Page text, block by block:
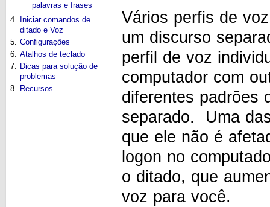
palavras e frases
4.
Iniciar comandos de
ditado e Voz
5. Configurações
6. Atalhos de teclado
7. Dicas para solução de
problemas
8. Recursos
Vários perfis de
um discurso
perfil de voz
computador com
diferentes padrões
separado. Uma
que ele não é
logon no
o ditado, que
voz para você.